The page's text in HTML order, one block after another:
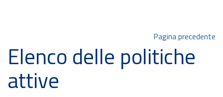
Pagina precedente
Elenco delle politiche
attive